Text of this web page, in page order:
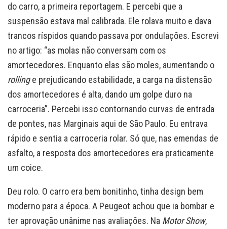
do carro, a primeira reportagem. E percebi que a
suspensão estava mal calibrada. Ele rolava muito e dava
trancos ríspidos quando passava por ondulações. Escrevi
no artigo: “as molas não conversam com os
amortecedores. Enquanto elas são moles, aumentando o
rollinge prejudicando estabilidade, a carga na distensão
dos amortecedores é alta, dando um golpe duro na
carroceria”. Percebi isso contornando curvas de entrada
de pontes, nas Marginais aqui de São Paulo. Eu entrava
rápido e sentia a carroceria rolar. Só que, nas emendas de
asfalto, a resposta dos amortecedores era praticamente
um coice.
Deu rolo. O carro era bem bonitinho, tinha design bem
moderno para a época. A Peugeot achou que ia bombar e
ter aprovação unânime nas avaliações. Na Motor Show,